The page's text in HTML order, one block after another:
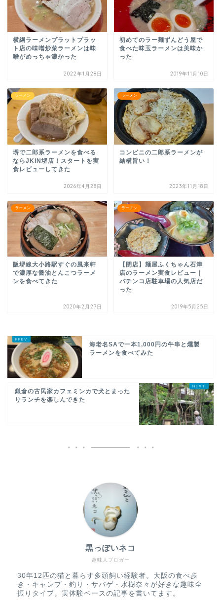
横綱ラーメンプラットプラッ
ト店の味噌炒菜ラーメンは味
噌がめっちゃ濃かった
2022年1月28日
初めてのラー麺ずんどう屋で
食べた味玉ラーメンは美味か
った
2019年11月10日
ラーメン
堺で二郎系ラーメンを食べる
ならJKIN堺店！スタートを実
食レビューしてきた
2026年4月28日
ラーメン
コンビニの二郎系ラーメンが
結構旨い！
2023年11月18日
ラーメン
阪堺線大小路駅すぐの風来軒
で濃厚な醤油とんこつラーメ
ンを食べてきた
2020年2月27日
ラーメン
【閉店】麺屋ふくちゃん石津
店のラーメン実食レビュー｜
パチンコ店駐車場の人気店だ
った
2019年5月25日
海老名SAで一本1,000円の牛串と燻製
ラーメンを食べてみた
鎌倉の古民家カフェミンカで犬とまった
りランチを楽しんできた
趣味人ブロガー
黒っぽいネコ
30年12匹の猫と暮らす多頭飼い経験者。大阪の食べ歩
き・キャンプ・釣り・サバゲ・水樹奈々が好きな趣味全
振りタイプ。実体験ベースの記事を書いてます。